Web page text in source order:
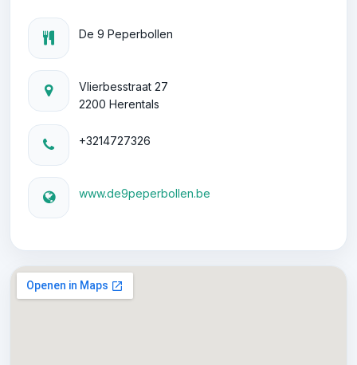
De 9 Peperbollen
Vlierbesstraat 27
2200 Herentals
+3214727326
www.de9peperbollen.be